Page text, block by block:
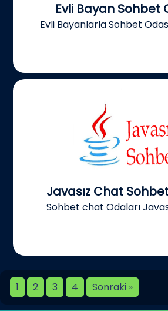
Evli Bayan Sohbet
Evli Bayanlarla Sohbet
Javasız Chat
Sohbet chat Odaları
1 2 3 4 Sonraki »